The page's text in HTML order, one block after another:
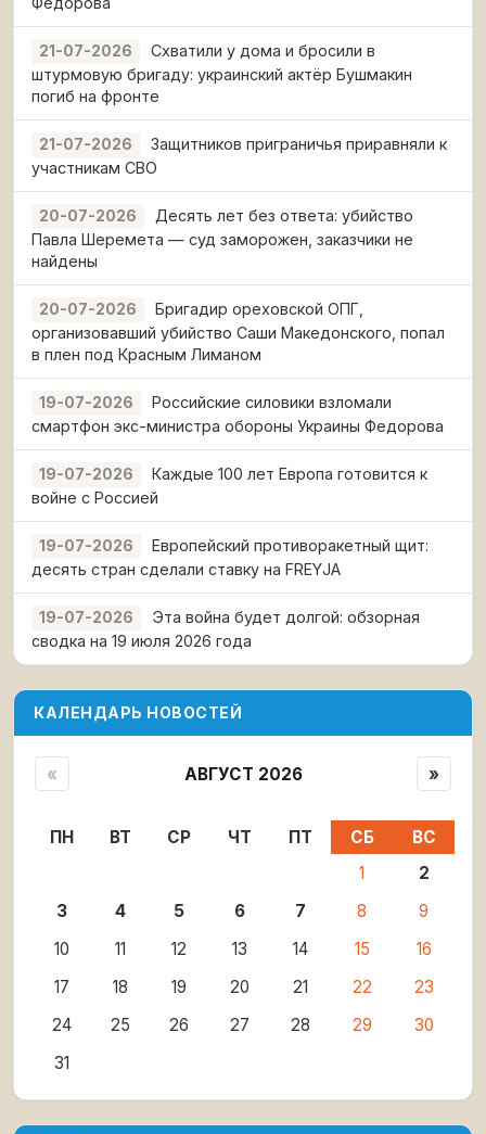
21-07-2026
Схватили у дома и бросили в
штурмовую бригаду: украинский актёр Бушмакин
погиб на фронте
21-07-2026
Защитников приграничья приравняли к
участникам СВО
20-07-2026
Десять лет без ответа: убийство
Павла Шеремета — суд заморожен, заказчики не
найдены
20-07-2026
Бригадир ореховской ОПГ,
организовавший убийство Саши Македонского, попал
в плен под Красным Лиманом
19-07-2026
Российские силовики взломали
смартфон экс-министра обороны Украины Федорова
19-07-2026
Каждые 100 лет Европа готовится к
войне с Россией
19-07-2026
Европейский противоракетный щит:
десять стран сделали ставку на FREYJA
19-07-2026
Эта война будет долгой: обзорная
сводка на 19 июля 2026 года
КАЛЕНДАРЬ НОВОСТЕЙ
« АВГУСТ 2026 »
ПН ВТ СР ЧТ ПТ СБ
ВС
1
2
3
4 5 6 7 8
9
10
11 12 13 14 15
16
17
18 19 20 21 22
23
24
25 26 27 28 29
30
31